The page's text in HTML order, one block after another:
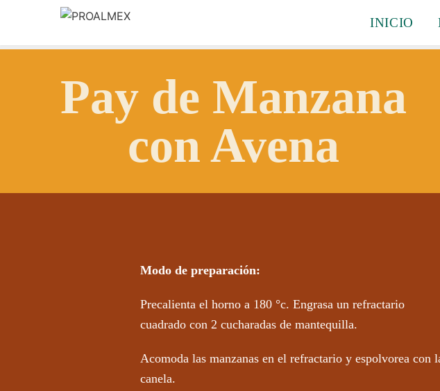
contenido
INICIO
Pay de Manzana
con Avena
Modo de preparación:
Precalienta el horno a 180 °c. Engrasa un refractario
cuadrado con 2 cucharadas de mantequilla.
Acomoda las manzanas en el refractario y espolvorea con
canela.